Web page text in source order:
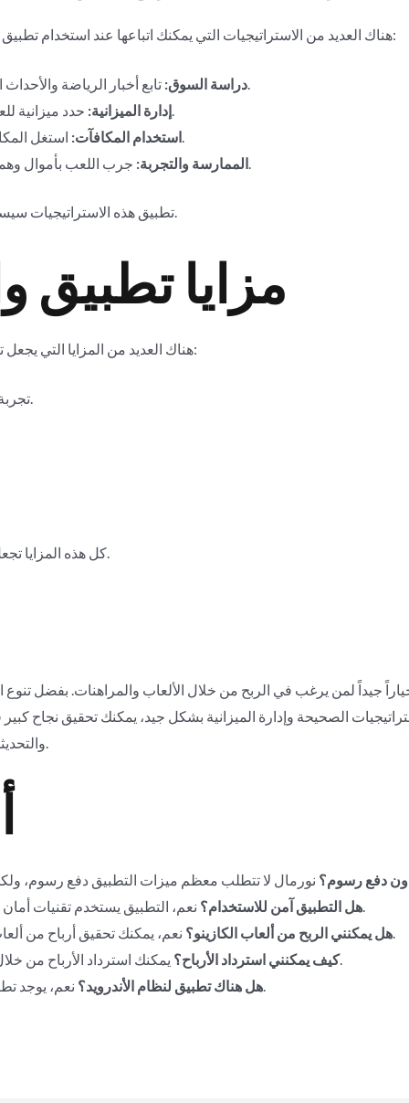
هناك العديد من الاستراتيجيات التي يمكنك اتباعها عند استخدام تطبيق وان اكس بت لتحقيق أقصى استفادة، ومنها:
دراسة السوق:تابع أخبار الرياضة والأحداث الجارية لفهم أفضل للفرق واللاعبين.
إدارة الميزانية:حدد ميزانية للعب ولا تتجاوزها مهما كانت الظروف.
استخدام المكافآت:استغل المكافآت والعروض التي يقدمها التطبيق.
الممارسة والتجربة:جرب اللعب بأموال وهمية قبل المخاطرة بالأموال الحقيقية.
تطبيق هذه الاستراتيجيات سيساعدك على تحقيق الأرباح بشكل أكثر فعالية.
مزايا
هناك العديد من المزايا التي يجعل تطبيق وان اكس بت خياراً ممتازاً للربح، منها:
تجربة مستخدم متميزة وسهلة الاستخدام.
كل هذه المزايا تجعل التجربة أكثر جاذبية وسهولة للمستخدمين.
جيداً لمن يرغب في الربح من خلال الألعاب والمراهنات. بفضل تنوع
الصحيحة وإدارة الميزانية بشكل جيد، يمكنك تحقيق نجاح كبير
والتحديثات للحفاظ على مستوى عالٍ من المنافسة.
دفع رسوم؟
هل التطبيق آمن للاستخدام؟نعم، التطبيق يستخدم تقنيات أمان متطورة لحماية بيانات المستخدمين.
هل يمكنني الربح من ألعاب الكازينو؟نعم، يمكنك تحقيق أرباح من ألعاب الكازينو ولكن يجب أن تكون حذراً.
كيف يمكنني استرداد الأرباح؟يمكنك استرداد الأرباح من خلال خيارات الدفع المتاحة في التطبيق.
هل هناك تطبيق لنظام الأندرويد؟نعم، يوجد تطبيق مشابه متاح لمستخدمي أندرويد.